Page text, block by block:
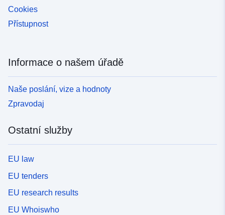
Cookies
Přístupnost
Informace o našem úřadě
Naše poslání, vize a hodnoty
Zpravodaj
Ostatní služby
EU law
EU tenders
EU research results
EU Whoiswho